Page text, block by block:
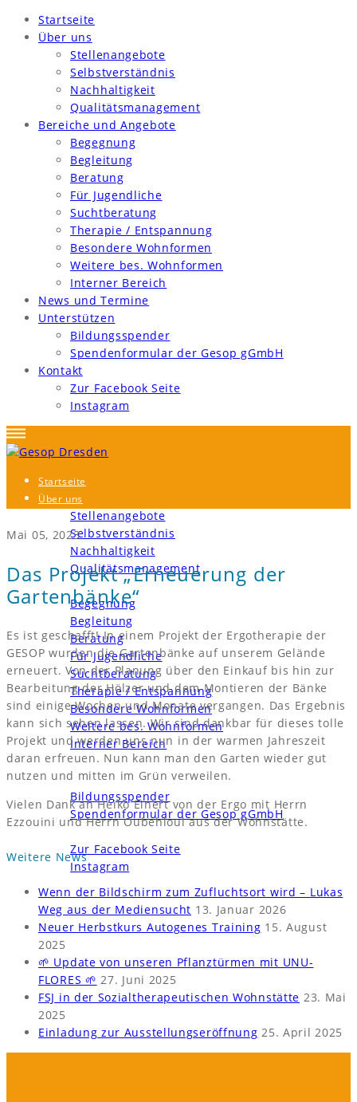
Startseite
Über uns
Stellenangebote
Selbstverständnis
Nachhaltigkeit
Qualitätsmanagement
Bereiche und Angebote
Begegnung
Begleitung
Beratung
Für Jugendliche
Suchtberatung
Therapie / Entspannung
Besondere Wohnformen
Weitere bes. Wohnformen
Interner Bereich
News und Termine
Unterstützen
Bildungsspender
Spendenformular der Gesop gGmbH
Kontakt
Zur Facebook Seite
Instagram
Startseite
Über uns
Stellenangebote
Selbstverständnis
Nachhaltigkeit
Qualitätsmanagement
Bereiche und Angebote
Begegnung
Begleitung
Beratung
Für Jugendliche
Suchtberatung
Therapie / Entspannung
Besondere Wohnformen
Weitere bes. Wohnformen
Interner Bereich
News und Termine
Unterstützen
Bildungsspender
Spendenformular der Gesop gGmbH
Zur Facebook Seite
Instagram
Mai 05, 2023
Das Projekt „Erneuerung der
Gartenbänke“
Es ist geschafft! In einem Projekt der Ergotherapie der
GESOP wurden die Gartenbänke auf unserem Gelände
erneuert. Von der Planung über den Einkauf bis hin zur
Bearbeitung der Hölzer und dem Montieren der Bänke
sind einige Wochen und Monate vergangen. Das Ergebnis
kann sich sehen lassen. Wir sind dankbar für dieses tolle
Projekt und werden uns nun in der warmen Jahreszeit
daran erfreuen. Nun kann man den Garten wieder gut
nutzen und mitten im Grün verweilen.
Vielen Dank an Heiko Einert von der Ergo mit Herrn
Ezzouini und Herrn Oubehloul aus der Wohnstätte.
Weitere News
Wenn der Bildschirm zum Zufluchtsort wird – Lukas
Weg aus der Mediensucht 13. Januar 2026
Neuer Herbstkurs Autogenes Training 15. August
2025
🌱 Update von unseren Pflanztürmen mit UNU-
FLORES 🌱 27. Juni 2025
FSJ in der Sozialtherapeutischen Wohnstätte 23. Mai
2025
Einladung zur Ausstellungseröffnung 25. April 2025